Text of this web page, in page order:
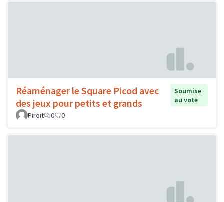
Réaménager le Square Picod avec
des jeux pour petits et grands
Soumise
au vote
Piroit
0 0